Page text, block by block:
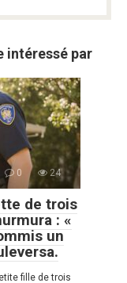
intéressé par
0 24
de trois
: «
un
fille de trois